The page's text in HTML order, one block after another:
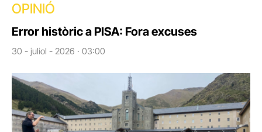
OPINIÓ
Error històric a PISA: Fora excuses
30 - juliol - 2026 · 03:00